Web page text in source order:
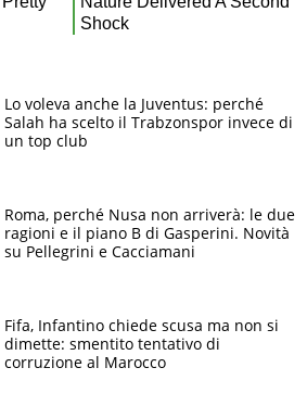
Lo voleva anche la Juventus: perché
Salah ha scelto il Trabzonspor invece di
un top club
Roma, perché Nusa non arriverà: le due
ragioni e il piano B di Gasperini. Novità
su Pellegrini e Cacciamani
Fifa, Infantino chiede scusa ma non si
dimette: smentito tentativo di
corruzione al Marocco